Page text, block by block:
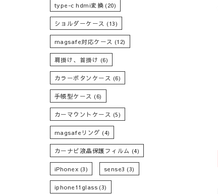
type-c hdmi変換(20)
ショルダーケース (13)
magsafe対応ケース (12)
肩掛け、首掛け (6)
カラーボタンケース (6)
手帳型ケース (6)
カーマウントケース (5)
magsafeリング (4)
カーナビ液晶保護フィルム (4)
iPhonex (3) sense3 (3)
iphone11glass(3)